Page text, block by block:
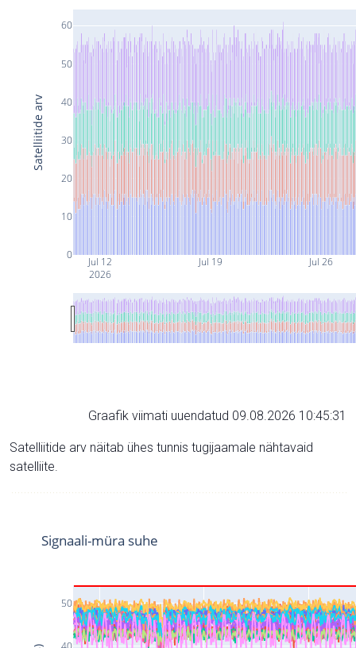
Jul 12
2026
Jul 19 Jul 26
0
10
20
30
40
50
60
Satelliitide arv
Graafik viimati uuendatud 09.08.2026 10:45:31
Satelliitide arv näitab ühes tunnis tugijaamale nähtavaid
satelliite.
50
Signaali-müra suhe